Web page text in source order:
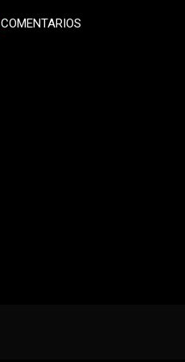
COMENTARIOS